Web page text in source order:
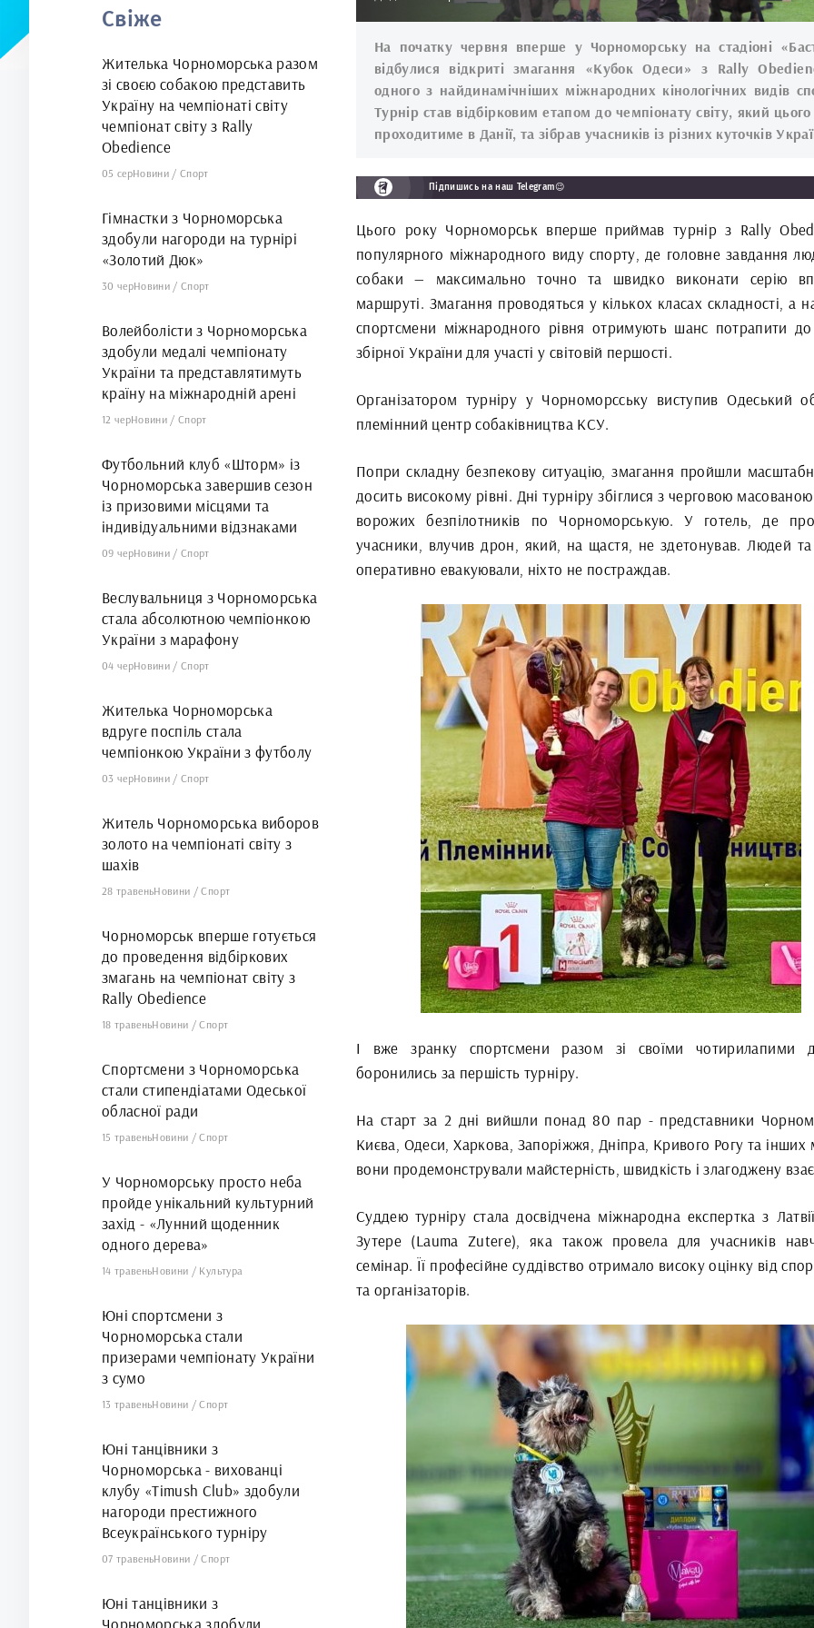
На початку червня вперше у Чорноморську на стадіоні
відбулися відкриті змагання «Кубок Одеси» з Rally
одного з найдинамічніших міжнародних кінологічних видів
Турнір став відбірковим етапом до чемпіонату світу, який
проходитиме в Данії, та зібрав учасників із різних куточків
Підпишись на наш Telegram😉
Цього року Чорноморськ вперше приймав турнір з Rally
популярного міжнародного виду спорту, де головне завдання
собаки — максимально точно та швидко виконати серію
маршруті. Змагання проводяться у кількох класах складності, а
спортсмени міжнародного рівня отримують шанс потрапити
збірної України для участі у світовій першості.
Організатором турніру у Чорноморсську виступив Одеський
племінний центр собаківництва КСУ.
Попри складну безпекову ситуацію, змагання пройшли
досить високому рівні. Дні турніру збіглися з черговою
ворожих безпілотників по Чорноморськую. У готель, де
учасники, влучив дрон, який, на щастя, не здетонував. Людей
оперативно евакуювали, ніхто не постраждав.
І вже зранку спортсмени разом зі своїми чотирилапими
боронились за першість турніру.
На старт за 2 дні вийшли понад 80 пар - представники
Києва, Одеси, Харкова, Запоріжжя, Дніпра, Кривого Рогу та інших
вони продемонстрували майстерність, швидкість і злагоджену
Суддею турніру стала досвідчена міжнародна експертка з
Зутере (Lauma Zutere), яка також провела для учасників
семінар. Її професійне суддівство отримало високу оцінку від
та організаторів.
арені
Свіже
Жителька Чорноморська разом
зі своєю собакою представить
Україну на чемпіонаті світу
чемпіонат світу з Rally
Obedience
05 серНовини /Спорт
Гімнастки з Чорноморська
здобули нагороди на турнірі
«Золотий Дюк»
30 черНовини /Спорт
Волейболісти з Чорноморська
здобули медалі чемпіонату
України та представлятимуть
країну на міжнародній арені
12 черНовини /Спорт
Футбольний клуб «Шторм» із
Чорноморська завершив сезон
із призовими місцями та
індивідуальними відзнаками
09 черНовини /Спорт
Веслувальниця з Чорноморська
стала абсолютною чемпіонкою
України з марафону
04 черНовини /Спорт
Жителька Чорноморська
вдруге поспіль стала
чемпіонкою України з футболу
03 черНовини /Спорт
Житель Чорноморська виборов
золото на чемпіонаті світу з
шахів
28 травеньНовини /Спорт
Чорноморськ вперше готується
до проведення відбіркових
змагань на чемпіонат світу з
Rally Obedience
18 травеньНовини /Спорт
Спортсмени з Чорноморська
стали стипендіатами Одеської
обласної ради
15 травеньНовини /Спорт
У Чорноморську просто неба
пройде унікальний культурний
захід - «Лунний щоденник
одного дерева»
14 травеньНовини / Культура
Юні спортсмени з
Чорноморська стали
призерами чемпіонату України
з сумо
13 травеньНовини /Спорт
Юні танцівники з
Чорноморська - вихованці
клубу «Timush Club» здобули
нагороди престижного
Всеукраїнського турніру
07 травеньНовини /Спорт
Юні танцівники з
Чорноморська здобули